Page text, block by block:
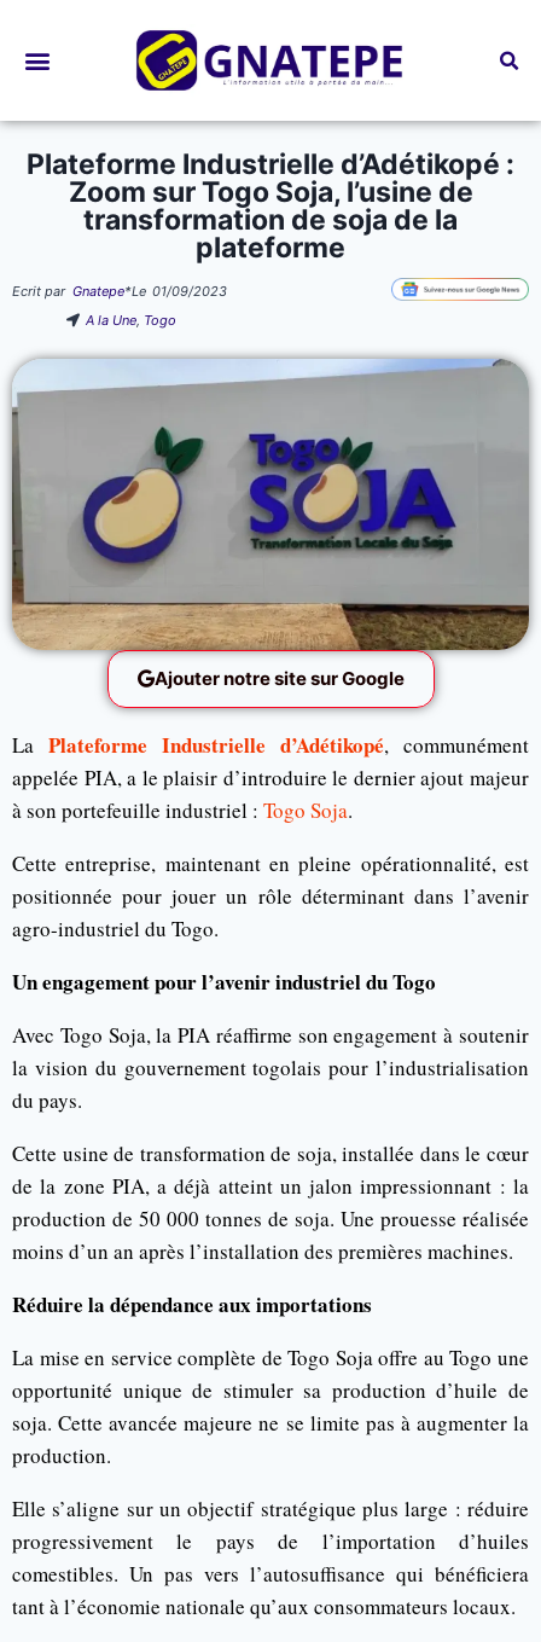
Plateforme Industrielle d’Adétikopé :
Zoom sur Togo Soja, l’usine de
transformation de soja de la
plateforme
Ecrit par Gnatepe*Le 01/09/2023
A la Une, Togo
Ajouter notre site sur Google
La Plateforme Industrielle d’Adétikopé, communément
appelée PIA, a le plaisir d’introduire le dernier ajout majeur
à son portefeuille industriel : Togo Soja.
Cette entreprise, maintenant en pleine opérationnalité, est
positionnée pour jouer un rôle déterminant dans l’avenir
agro-industriel du Togo.
Un engagement pour l’avenir industriel du Togo
Avec Togo Soja, la PIA réaffirme son engagement à soutenir
la vision du gouvernement togolais pour l’industrialisation
du pays.
Cette usine de transformation de soja, installée dans le cœur
de la zone PIA, a déjà atteint un jalon impressionnant : la
production de 50 000 tonnes de soja. Une prouesse réalisée
moins d’un an après l’installation des premières machines.
Réduire la dépendance aux importations
La mise en service complète de Togo Soja offre au Togo une
opportunité unique de stimuler sa production d’huile de
soja. Cette avancée majeure ne se limite pas à augmenter la
production.
Elle s’aligne sur un objectif stratégique plus large : réduire
progressivement le pays de l’importation d’huiles
comestibles. Un pas vers l’autosuffisance qui bénéficiera
tant à l’économie nationale qu’aux consommateurs locaux.